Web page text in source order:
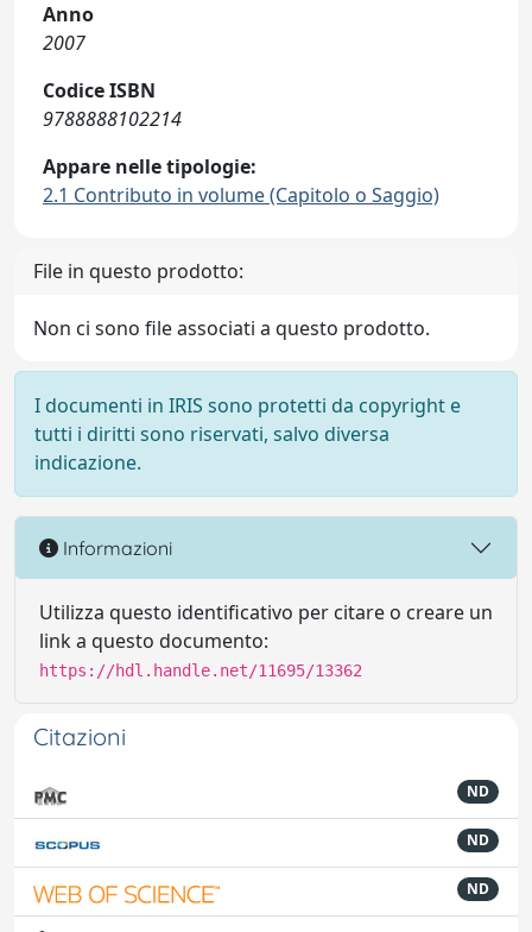
Anno
2007
Codice ISBN
9788888102214
Appare nelle tipologie:
2.1 Contributo in volume (Capitolo o Saggio)
File in questo prodotto:
Non ci sono file associati a questo prodotto.
I documenti in IRIS sono protetti da copyright e
tutti i diritti sono riservati, salvo diversa
indicazione.
Informazioni
Utilizza questo identificativo per citare o creare un
link a questo documento:
https://hdl.handle.net/11695/13362
Citazioni
ND
ND
ND